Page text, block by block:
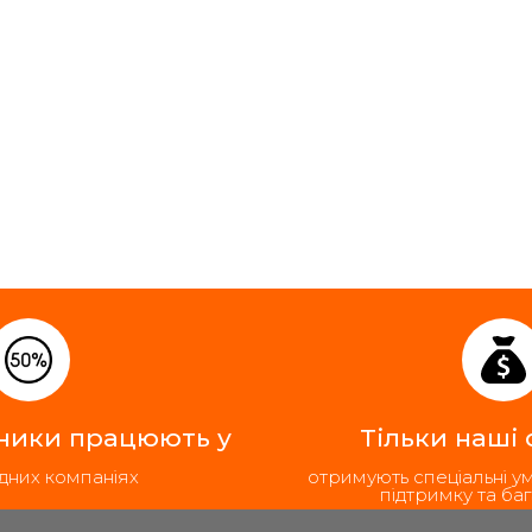
працюють у
компаніях
Тільки наші
отримують спеціальні
підтримку та